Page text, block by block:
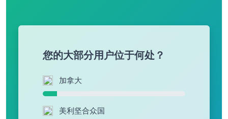
您的大部分用户位于何处？
加拿大
美利坚合众国